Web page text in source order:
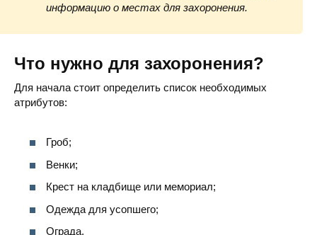
информацию о местах для захоронения.
Что нужно для захоронения?
Для начала стоит определить список необходимых
атрибутов:
Гроб;
Венки;
Крест на кладбище или мемориал;
Одежда для усопшего;
Ограда.